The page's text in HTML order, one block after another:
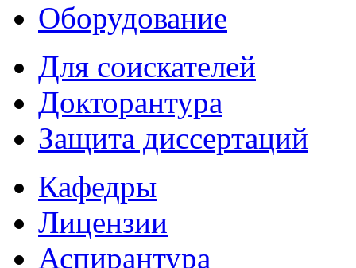
Оборудование
Для соискателей
Докторантура
Защита диссертаций
Кафедры
Лицензии
Аспирантура